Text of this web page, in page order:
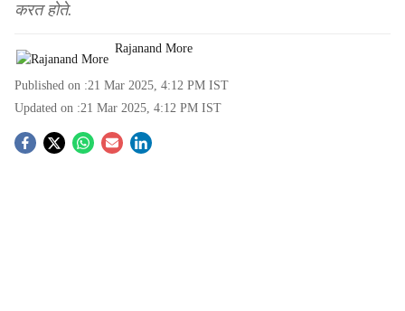
करत होते.
Rajanand More
Published on :21 Mar 2025, 4:12 PM IST
Updated on :21 Mar 2025, 4:12 PM IST
S